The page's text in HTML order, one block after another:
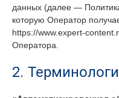
данных (далее —
которую Оператор
https://www.expert-
Оператора.
2.